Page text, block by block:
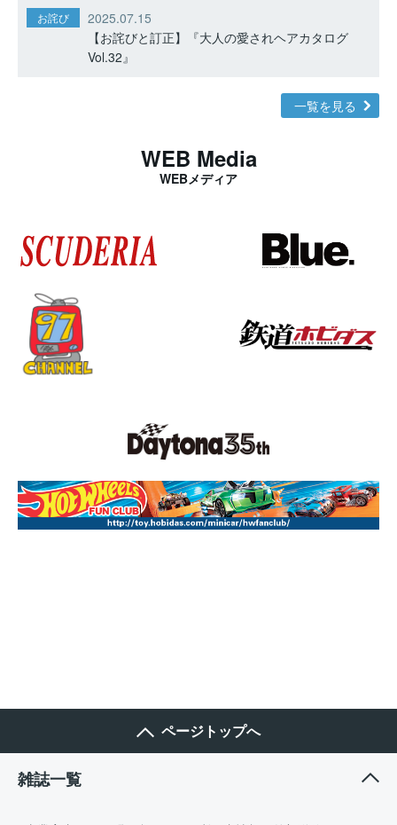
お詫び
2025.07.15
【お詫びと訂正】『大人の愛されヘアカタログ
Vol.32』
一覧を見る
WEB Media
WEBメディア
ページトップへ
雑誌一覧